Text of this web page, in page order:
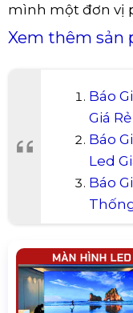
mình một đơn vị
Xem thêm sản
Báo
Giá Rẻ
Báo
Led
Báo